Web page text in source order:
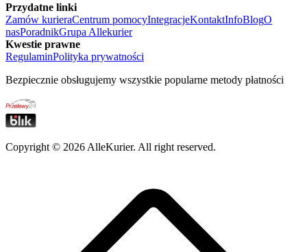
Przydatne linki
Zamów kurieraCentrum pomocyIntegracjeKontaktInfoBlogO
nasPoradnikGrupa Allekurier
Kwestie prawne
RegulaminPolityka prywatności
Bezpiecznie obsługujemy wszystkie popularne metody płatności
Copyright © 2026 AlleKurier. All right reserved.